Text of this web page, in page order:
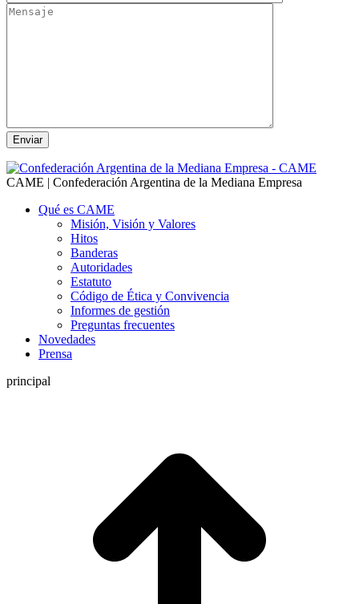
CAME | Confederación Argentina de la Mediana Empresa
Qué es CAME
Misión, Visión y Valores
Hitos
Banderas
Autoridades
Estatuto
Código de Ética y Convivencia
Informes de gestión
Preguntas frecuentes
Novedades
Prensa
principal